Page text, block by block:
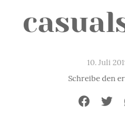
10. Juli
Schreibe den